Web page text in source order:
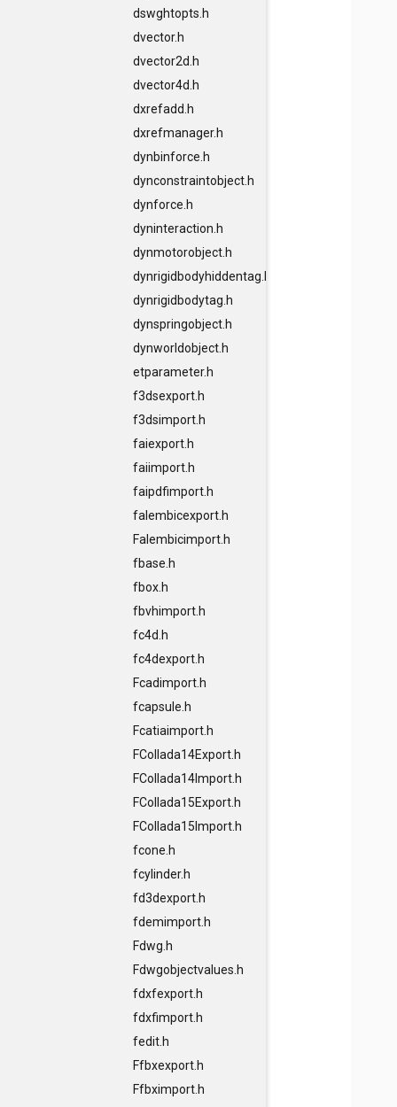
dswghtopts.h
dvector.h
dvector2d.h
dvector4d.h
dxrefadd.h
dxrefmanager.h
dynbinforce.h
dynconstraintobject.h
dynforce.h
dyninteraction.h
dynmotorobject.h
dynrigidbodyhiddentag.h
dynrigidbodytag.h
dynspringobject.h
dynworldobject.h
etparameter.h
f3dsexport.h
f3dsimport.h
faiexport.h
faiimport.h
faipdfimport.h
falembicexport.h
Falembicimport.h
fbase.h
fbox.h
fbvhimport.h
fc4d.h
fc4dexport.h
Fcadimport.h
fcapsule.h
Fcatiaimport.h
FCollada14Export.h
FCollada14Import.h
FCollada15Export.h
FCollada15Import.h
fcone.h
fcylinder.h
fd3dexport.h
fdemimport.h
Fdwg.h
Fdwgobjectvalues.h
fdxfexport.h
fdxfimport.h
fedit.h
Ffbxexport.h
Ffbximport.h